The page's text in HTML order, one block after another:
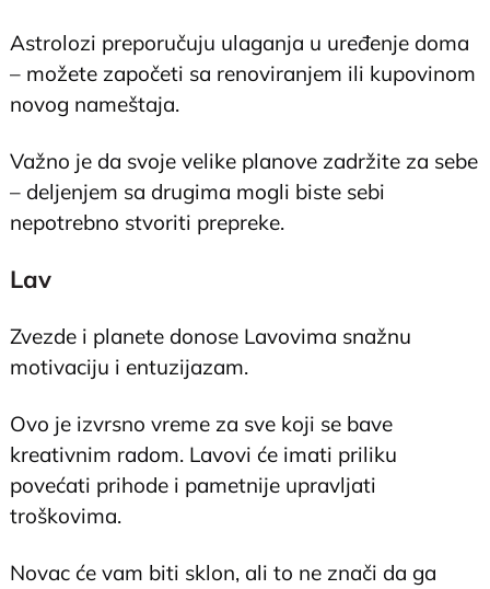
Astrolozi preporučuju ulaganja u uređenje doma
– možete započeti sa renoviranjem ili kupovinom
novog nameštaja.
Važno je da svoje velike planove zadržite za sebe
– deljenjem sa drugima mogli biste sebi
nepotrebno stvoriti prepreke.
Lav
Zvezde i planete donose Lavovima snažnu
motivaciju i entuzijazam.
Ovo je izvrsno vreme za sve koji se bave
kreativnim radom. Lavovi će imati priliku
povećati prihode i pametnije upravljati
troškovima.
Novac će vam biti sklon, ali to ne znači da ga